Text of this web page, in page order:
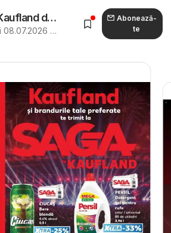
Catalog Kaufland de la 08.07.2026 - Revista "Kaufland Craiova"
de miercuri 08.07.2026 până marți 14.07.2026
Abonează-
te